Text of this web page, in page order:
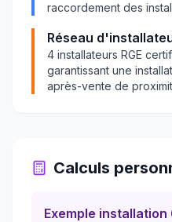
raccordement des
Réseau
4 installateurs RGE
garantissant une
après-vente de
Calculs
Exemple installation